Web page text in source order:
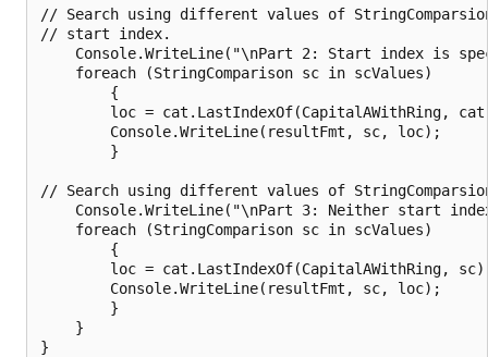
// Search using different values of
// start index.
Console.WriteLine("\nPart 2: Start index is
    foreach (StringComparison sc in scValues)
        {
loc = cat.LastIndexOf(CapitalAWithRing,
        Console.WriteLine(resultFmt, sc, loc);
        }
// Search using different values of
Console.WriteLine("\nPart 3: Neither start
    foreach (StringComparison sc in scValues)
        {
loc = cat.LastIndexOf(CapitalAWithRing,
        Console.WriteLine(resultFmt, sc, loc);
        }
    }
}